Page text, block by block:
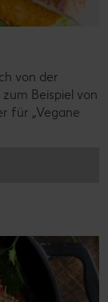
von der
Beispiel von
für „Vegane